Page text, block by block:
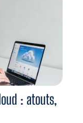
: atouts,